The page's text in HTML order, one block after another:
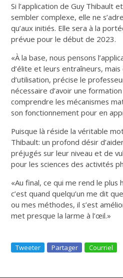
Si l’application de Guy Thibault
sembler complexe, elle ne
qu’aux initiés. Elle sera à la
prévue pour le début de 2023.
«À la base, nous pensons
d’élite et leurs entraîneurs, mais
d’utilisation, précise le
nécessaire d’avoir une
comprendre les mécanismes
son fonctionnement pour en
Puisque là réside la véritable
Thibault: un profond désir
préjugés sur leur niveau et de
pour les sciences des activités
«Au final, ce qui me rend le plus
c’est quand quelqu’un me dit
ou mes méthodes, il s’est
met presque la larme à l’œil.»
Tweeter Partager Courriel